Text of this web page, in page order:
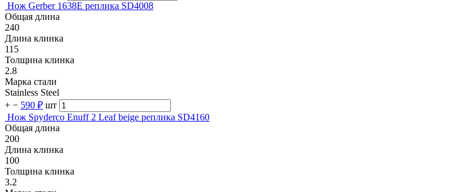
Нож Gerber 1638E реплика SD4008
Общая длина
240
Длина клинка
115
Толщина клинка
2.8
Марка стали
Stainless Steel
+ − 590 ₽ шт
Нож Spyderco Enuff 2 Leaf beige реплика SD4160
Общая длина
200
Длина клинка
100
Толщина клинка
3.2